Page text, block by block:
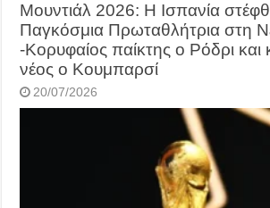
Μουντιάλ 2026: Η Ισπανία
Παγκόσμια Πρωταθλήτρια στη
-Κορυφαίος παίκτης ο Ρόδρι και
νέος ο Κουμπαρσί
20/07/2026